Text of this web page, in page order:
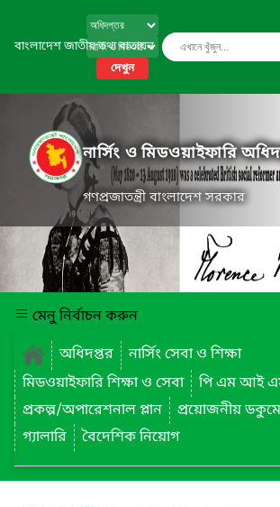
বাংলাদেশ জাতীয় তথ্য বাতায়ন
দেখুন
নার্সিং ও মিডওয়াইফারি
গণপ্রজাতন্ত্রী বাংলাদেশ সরকার
মেনু নির্বাচন করুন
অধিদপ্তর
নার্সিং সেবা ও শিক্ষা
মিডওয়াইফারি শিক্ষা ও সেবা
পি এম আই
প্রকল্প/অপারেশনাল প্লান
প্রয়োজনীয়
গ্যালারি
বৈদেশিক নিয়োগ